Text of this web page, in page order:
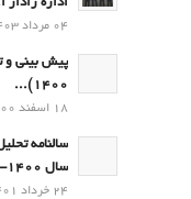
اداره رادار
04 مرداد 1403 - 5:51 ب.ظ
1400)...
18 اسفند 1400 - 2:14 ب.ظ
سالنامه
سال 1400-1399...
24 خرداد 1401 - 6:33 ق.ظ